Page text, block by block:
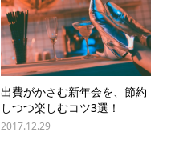
出費がかさむ新年会を、節約
しつつ楽しむコツ3選！
2017.12.29